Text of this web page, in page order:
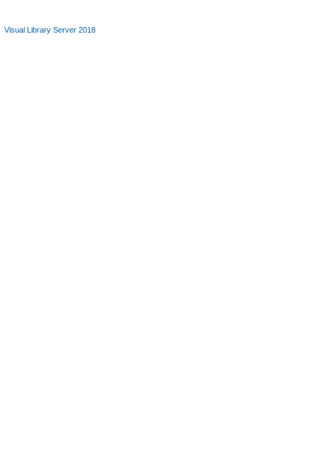
Visual Library Server 2018